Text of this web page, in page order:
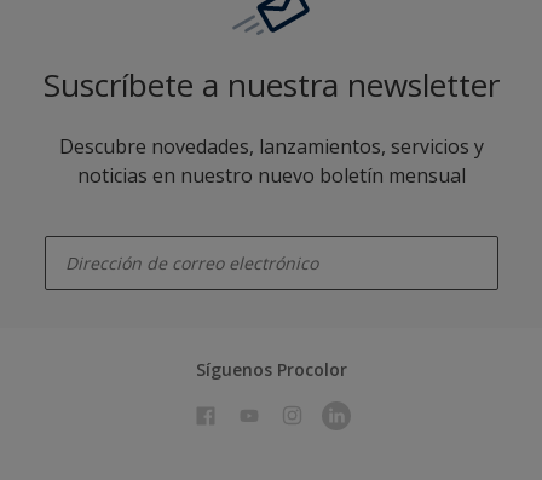
Suscríbete a nuestra newsletter
Descubre novedades, lanzamientos, servicios y
noticias en nuestro nuevo boletín mensual
Síguenos Procolor